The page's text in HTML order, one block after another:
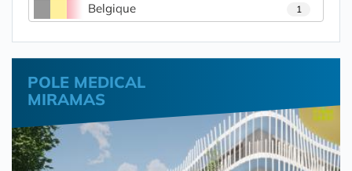
Belgique 1
POLE MEDICAL
MIRAMAS